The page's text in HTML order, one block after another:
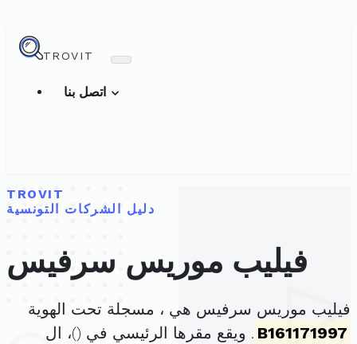
TROVIT
TROVIT
دليل الشركات التونسية
فيليب موريس سرفيس
فيليب موريس سرفيس هي ، مسجلة تحت الهوية
B161171997 . ويقع مقرها الرئيسي في ()، ال